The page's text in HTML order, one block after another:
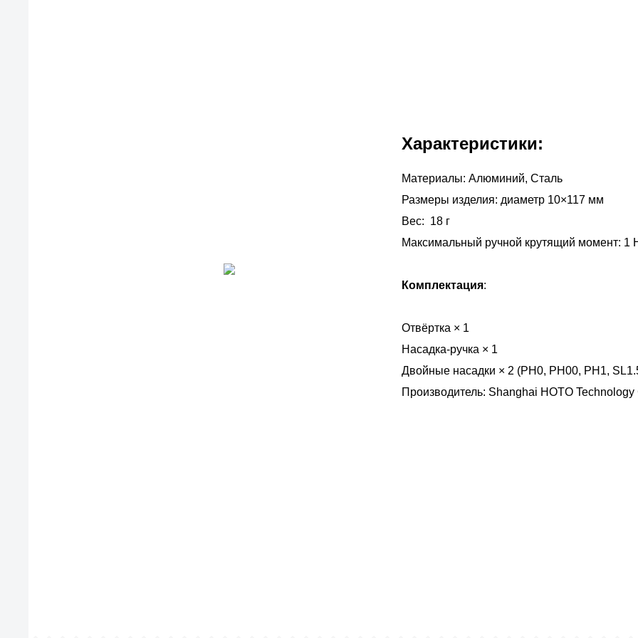
Характеристики:
Материалы: Алюминий, Сталь
Размеры изделия: диаметр 10×117 мм
Вес: 18 г
Максимальный ручной крутящий момент: 1
Комплектация:
Отвёртка × 1
Насадка-ручка × 1
Двойные насадки × 2 (PH0, PH00, PH1,
Производитель: Shanghai HOTO Technology